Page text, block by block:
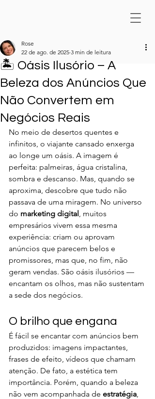
🏝️ Oásis Ilusório – A
Beleza dos Anúncios Que
Não Convertem em
Negócios Reais
Rose
22 de ago. de 2025 3 min de leitura
No meio de desertos quentes e
infinitos, o viajante cansado enxerga
ao longe um oásis. A imagem é
perfeita: palmeiras, água cristalina,
sombra e descanso. Mas, quando se
aproxima, descobre que tudo não
passava de uma miragem. No universo
do marketing digital, muitos
empresários vivem essa mesma
experiência: criam ou aprovam
anúncios que parecem belos e
promissores, mas que, no fim, não
geram vendas. São oásis ilusórios —
encantam os olhos, mas não sustentam
a sede dos negócios.
O brilho que engana
É fácil se encantar com anúncios bem
produzidos: imagens impactantes,
frases de efeito, vídeos que chamam
atenção. De fato, a estética tem
importância. Porém, quando a beleza
não vem acompanhada de estratégia,